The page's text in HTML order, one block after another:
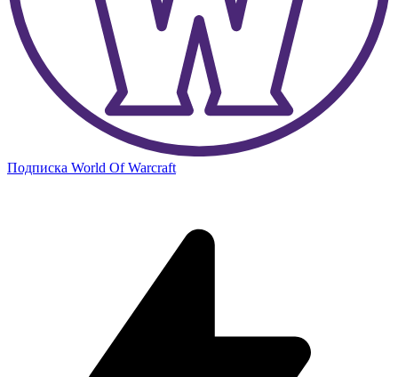
Подписка World Of Warcraft